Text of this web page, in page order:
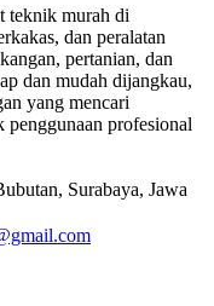
teknik murah di
dan peralatan
pertanian, dan
dan mudah dijangkau,
yang mencari
penggunaan profesional
Surabaya, Jawa